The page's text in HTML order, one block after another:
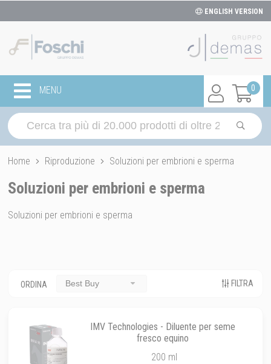
ENGLISH VERSION
0
MENU
Home Riproduzione Soluzioni per embrioni e sperma
Soluzioni per embrioni e sperma
Soluzioni per embrioni e sperma
ORDINA Best Buy FILTRA
IMV Technologies - Diluente per seme
fresco equino
200 ml